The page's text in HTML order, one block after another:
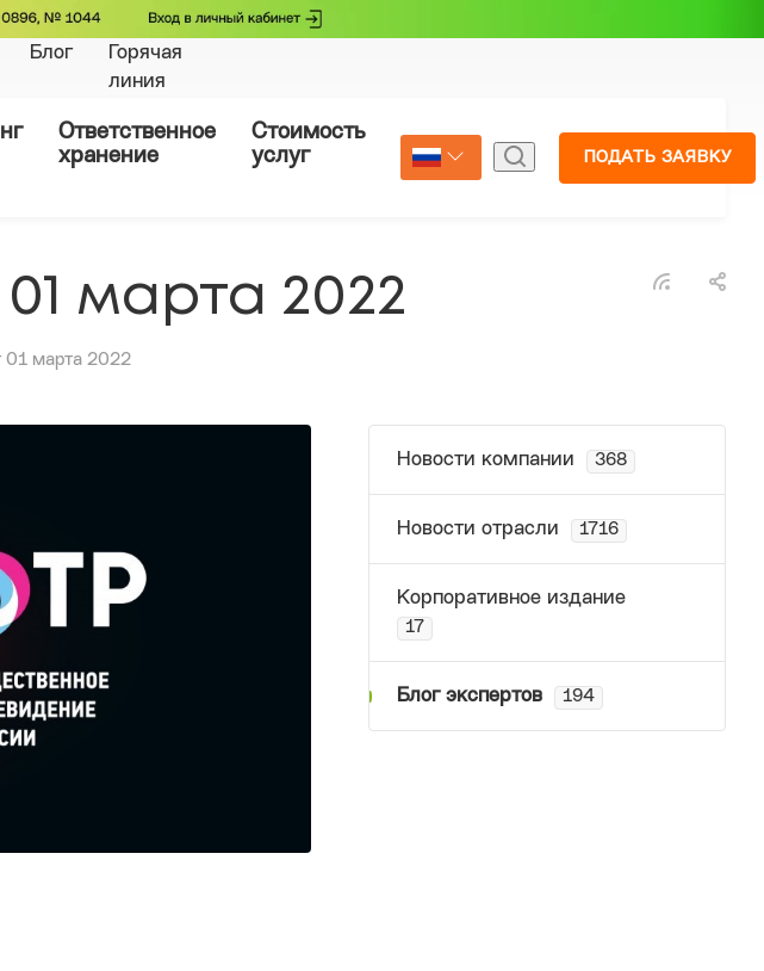
Блог
Горячая
линия
Ответственное
хранение
Стоимость
услуг
Страхование
Select Language
ПОДАТЬ ЗАЯВКУ
марта 2022
01 марта 2022
Новости компании 368
Новости отрасли 1716
Корпоративное издание
17
Блог экспертов 194